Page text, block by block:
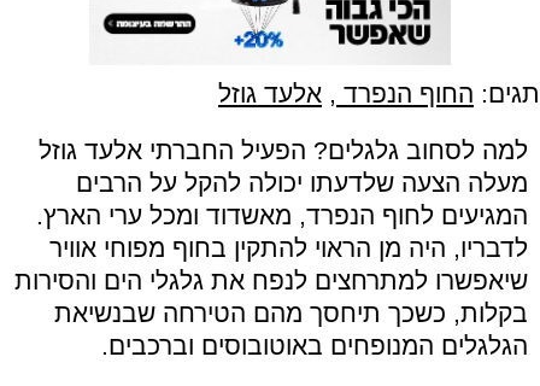
תגים: החוף הנפרד , אלעד גוזל
למה לסחוב גלגלים? הפעיל החברתי אלעד גוזל
מעלה הצעה שלדעתו יכולה להקל על הרבים
המגיעים לחוף הנפרד, מאשדוד ומכל ערי הארץ.
לדבריו, היה מן הראוי להתקין בחוף מפוחי אוויר
שיאפשרו למתרחצים לנפח את גלגלי הים והסירות
בקלות, כשכך תיחסך מהם הטירחה שבנשיאת
הגלגלים המנופחים באוטובוסים וברכבים.